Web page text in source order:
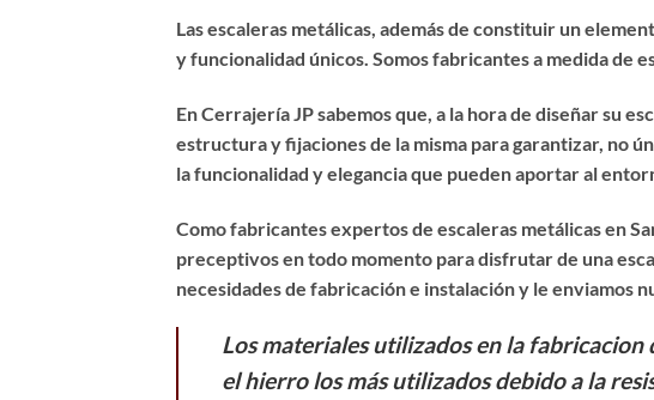
Las escaleras metálicas, además de constituir un
y funcionalidad únicos. Somos fabricantes a medida de
En Cerrajería JP sabemos que, a la hora de diseñar su
estructura y fijaciones de la misma para garantizar, no
la funcionalidad y elegancia que pueden aportar al
Como fabricantes expertos de escaleras metálicas en
preceptivos en todo momento para disfrutar de una
necesidades de fabricación e instalación y le enviamos
Los materiales utilizados en la fabricacion
el hierro los más utilizados debido a la